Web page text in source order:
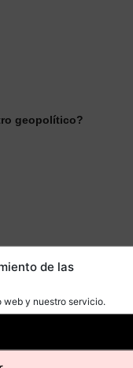
de las
y nuestro servicio.
geopolítico?